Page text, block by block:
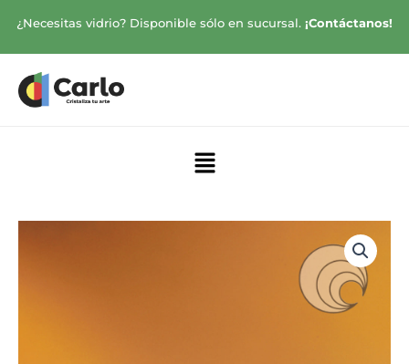
contenido
¿Necesitas vidrio? Disponible sólo en sucursal. ¡Contáctanos!
Menú